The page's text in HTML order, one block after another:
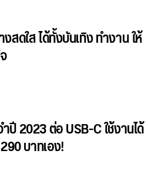
สดใส ได้ทั้งบันเทิง ทำงาน ให้
ปี 2023 ต่อ USB-C ใช้งานได้
บาทเอง!